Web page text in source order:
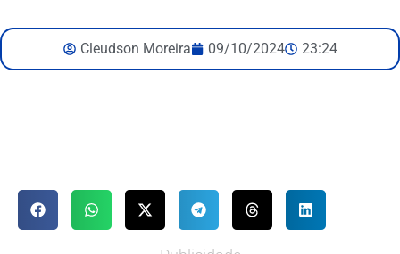
Cleudson Moreira 09/10/2024 23:24